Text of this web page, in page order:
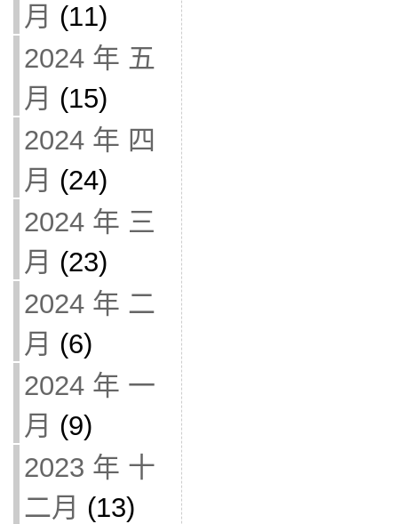
月 (11)
2024 年 五
月 (15)
2024 年 四
月 (24)
2024 年 三
月 (23)
2024 年 二
月 (6)
2024 年 一
月 (9)
2023 年 十
二月 (13)